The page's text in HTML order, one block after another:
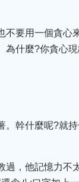
要用一個貪心
為什麼?你貪心
幹什麼呢?就
過，他記憶力